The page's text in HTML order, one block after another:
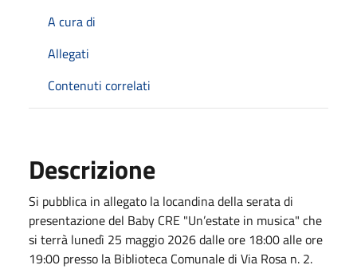
A cura di
Allegati
Contenuti correlati
Descrizione
Si pubblica in allegato la locandina della serata di
presentazione del Baby CRE "Un’estate in musica" che
si terrà lunedì 25 maggio 2026 dalle ore 18:00 alle ore
19:00 presso la Biblioteca Comunale di Via Rosa n. 2.